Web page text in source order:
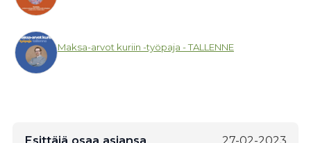
Maksa-arvot kuriin -työpaja - TALLENNE